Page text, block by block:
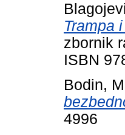
Trampa
zbornik
ISBN
Bodin,
4996